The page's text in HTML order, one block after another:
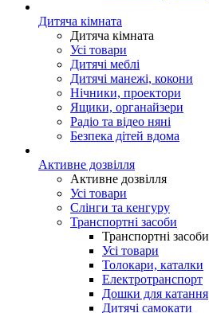
Дитяча кімната
Дитяча кімната
Усі товари
Дитячі меблі
Дитячі манежі, кокони
Нічники, проектори
Ящики, органайзери
Радіо та відео няні
Безпека дітей вдома
Активне дозвілля
Активне дозвілля
Усі товари
Слінги та кенгуру
Транспортні засоби
Транспортні засоби
Усі товари
Толокари, каталки
Електротранспорт
Дошки для катання
Дитячі самокати